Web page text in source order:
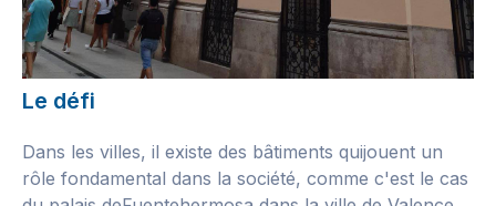
Le défi
Dans les villes, il existe des bâtiments quijouent un
rôle fondamental dans la société, comme c'est le cas